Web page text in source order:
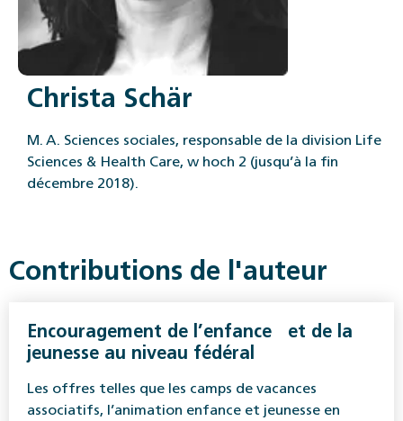
Christa Schär
M. A. Sciences sociales, responsable de la division Life
Sciences & Health Care, w hoch 2 (jusqu’à la fin
décembre 2018).
Contributions de l'auteur
Encouragement de l’enfance et de la
jeunesse au niveau fédéral
Les offres telles que les camps de vacances
associatifs, l’animation enfance et jeunesse en